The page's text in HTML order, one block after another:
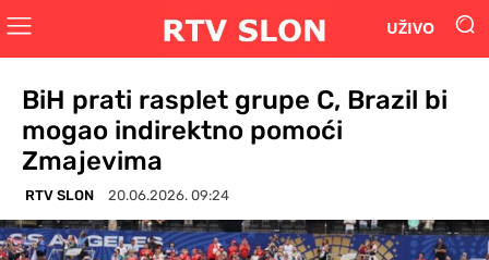
UŽIVO
BiH prati rasplet grupe C, Brazil bi
mogao indirektno pomoći
Zmajevima
RTV SLON 20.06.2026. 09:24